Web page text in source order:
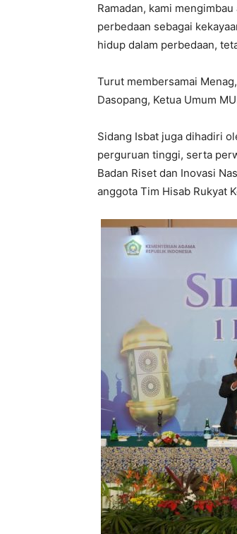
Ramadan, kami
perbedaan sebagai
hidup dalam perbedaan,
Turut membersamai
Dasopang, Ketua Umum
Sidang Isbat juga dihadiri
perguruan tinggi, serta
Badan Riset dan Inovasi
anggota Tim Hisab Rukyat